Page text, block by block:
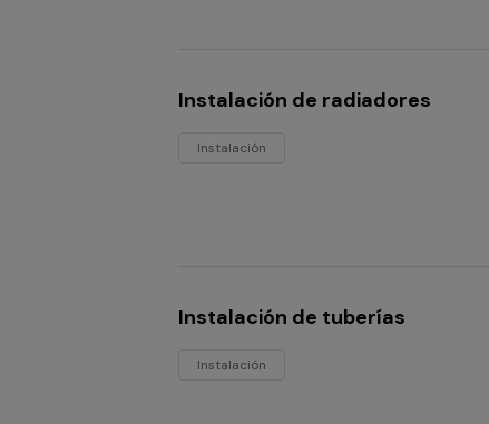
Instalación de radiadores
Instalación
Instalación de tuberías
Instalación